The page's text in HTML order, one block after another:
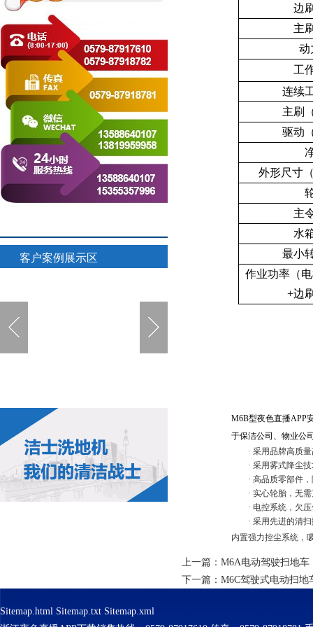
客户案例展示区
边
主
动
工
连续
主刷
驱动
外形尺寸
主
水
最小
作业功率（
+边
M6B型夜色直播APP安
于保洁公司、物业公司
· 采用品牌高质量高
· 采用雾式降尘技术
· 高品质零部件
· 实心轮胎，无需
· 电控系统，欠压
· 采用先进的清扫
内置强力控尘系统，
上一篇： M6A电动驾驶扫地车
下一篇： M6C驾驶式电动扫地
Sitemap.html Sitemap.txt Sitemap.xml